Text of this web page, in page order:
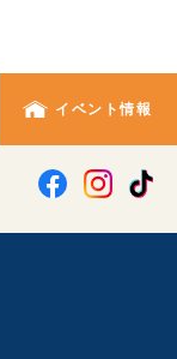
イベント情報